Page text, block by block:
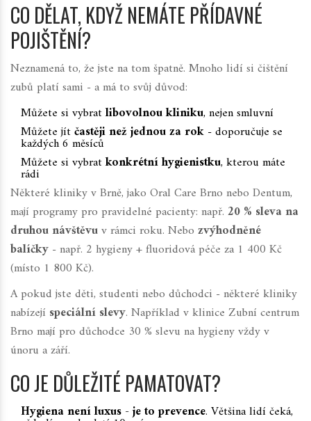
CO DĚLAT, KDYŽ NEMÁTE PŘÍDAVNÉ
POJIŠTĚNÍ?
Neznamená to, že jste na tom špatně. Mnoho lidí si čištění
zubů platí sami - a má to svůj důvod:
Můžete si vybratlibovolnou kliniku, nejen smluvní
Můžete jítčastěji než jednou za rok - doporučuje se
každých 6 měsíců
Můžete si vybratkonkrétní hygienistku, kterou máte
rádi
Některé kliniky v Brně, jako Oral Care Brno nebo Dentum,
mají programy pro pravidelné pacienty: např. 20 % sleva na
druhou návštěvuv rámci roku. Nebo zvýhodněné
balíčky - např. 2 hygieny + fluoridová péče za 1 400 Kč
(místo 1 800 Kč).
A pokud jste děti, studenti nebo důchodci - některé kliniky
nabízejí speciální slevy. Například v klinice Zubní centrum
Brno mají pro důchodce 30 % slevu na hygieny vždy v
únoru a září.
CO JE DŮLEŽITÉ PAMATOVAT?
Hygiena není luxus - je to prevence. Většina lidí čeká,